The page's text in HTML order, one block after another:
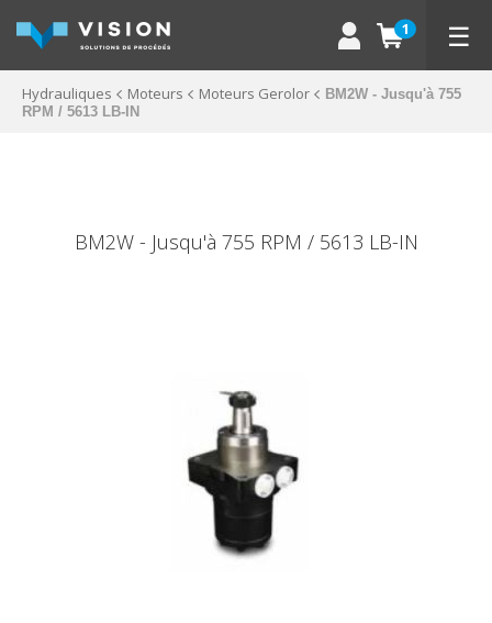
1 ☰
Hydrauliques Moteurs Moteurs Gerolor
BM2W - Jusqu'à 755
RPM / 5613 LB-IN
BM2W - Jusqu'à 755 RPM / 5613 LB-IN